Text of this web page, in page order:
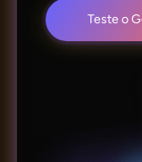
Teste o